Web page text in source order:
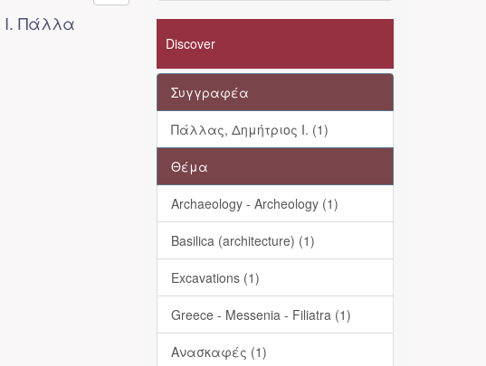
Ι. Πάλλα
Discover
Συγγραφέα
Πάλλας, Δημήτριος Ι. (1)
Θέμα
Archaeology - Archeology (1)
Basilica (architecture) (1)
Excavations (1)
Greece - Messenia - Filiatra (1)
Ανασκαφές (1)